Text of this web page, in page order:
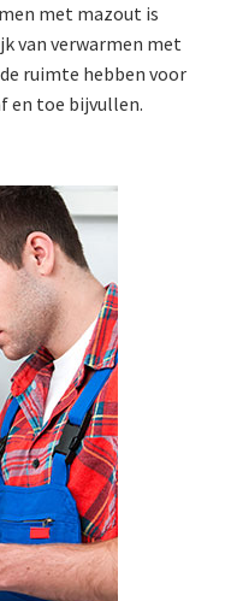
met mazout is
van verwarmen met
ruimte hebben voor
en toe bijvullen.